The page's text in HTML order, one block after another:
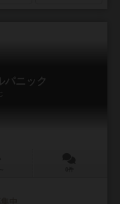
パニック